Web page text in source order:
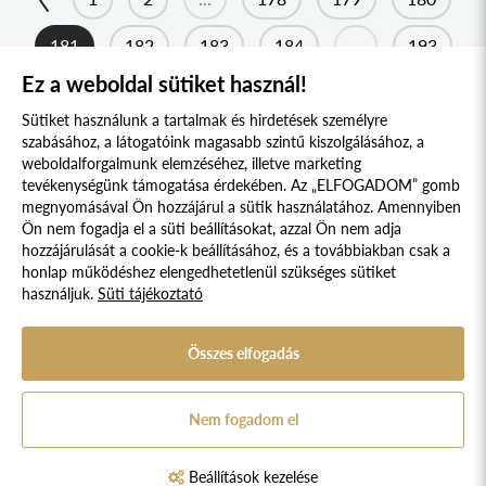
MÁRAMAROSI KOLLÉGIUM
DRÁVASZÖG ÉS SZLAVÓNIA KOLLÉGIUM
TESSEDIK SÁMUEL KOLLÉGIUM
AFRIKA KOLLÉGIUM
KELETI NYITÁS KOLLÉGIUM
IBERO-AMERICA KOLLÉGIUM
KERKAI JENŐ KOLLÉGIUM
SZENT-GYÖRGYI ALBERT KOLLÉGIUM
VARGA DOMOKOS KOLLÉGIUM
STEINDL IMRE PARLEMENTI KOLLÉGIUM
APOR VILMOS KOLLÉGIUM
WESSELÉNYI MIKLÓS KOLLÉGIUM
2017
2016
2015
2014
2013
2012
2011
2010
2009
2008
181 182 183 184 193
194
Süti szabályzat Adatvédelmi nyilatkozat
Jogi nyilatkozat
© 2017 - 2026 NÉPFŐISKOLA ALAPÍTVÁNY, LAKITELEK. MINDEN JOG
Ez a weboldal sütiket használ!
Sütiket használunk a tartalmak és hirdetések személyre
szabásához, a látogatóink magasabb szintű kiszolgálásához, a
weboldalforgalmunk elemzéséhez, illetve marketing
tevékenységünk támogatása érdekében. Az „ELFOGADOM” gomb
megnyomásával Ön hozzájárul a sütik használatához. Amennyiben
Ön nem fogadja el a süti beállításokat, azzal Ön nem adja
hozzájárulását a cookie-k beállításához, és a továbbiakban csak a
honlap működéshez elengedhetetlenül szükséges sütiket
használjuk. Süti tájékoztató
Összes elfogadás
Nem fogadom el
Beállítások kezelése